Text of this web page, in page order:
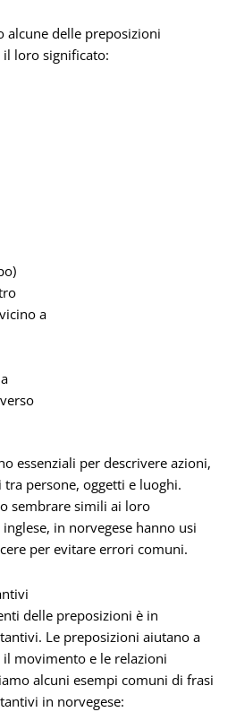
alcune delle preposizioni
loro significato:
a
essenziali per descrivere azioni,
persone, oggetti e luoghi.
sembrare simili ai loro
in norvegese hanno usi
per evitare errori comuni.
delle preposizioni è in
Le preposizioni aiutano a
movimento e le relazioni
alcuni esempi comuni di frasi
in norvegese: